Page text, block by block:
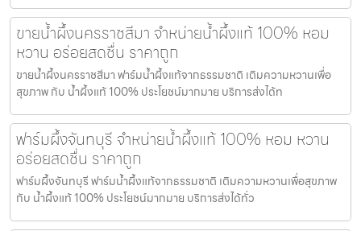
ขายน้ำผึ้งนครราชสีมา จำหน่ายน้ำผึ้งแท้ 100% หอม
หวาน อร่อยสดชื่น ราคาถูก
ขายน้ำผึ้งนครราชสีมา ฟาร์มน้ำผึ้งแท้จากธรรมชาติ เติมความหวานเพื่อ
สุขภาพ กับ น้ำผึ้งแท้ 100% ประโยชน์มากมาย บริการส่งได้ท
ฟาร์มผึ้งจันทบุรี จำหน่ายน้ำผึ้งแท้ 100% หอม หวาน
อร่อยสดชื่น ราคาถูก
ฟาร์มผึ้งจันทบุรี ฟาร์มน้ำผึ้งแท้จากธรรมชาติ เติมความหวานเพื่อสุขภาพ
กับ น้ำผึ้งแท้ 100% ประโยชน์มากมาย บริการส่งได้ทั่ว